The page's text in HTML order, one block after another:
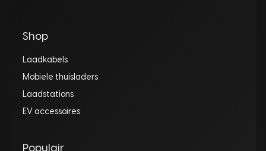
Shop
Laadkabels
Mobiele thuisladers
Laadstations
EV accessoires